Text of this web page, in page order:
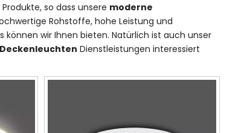
so dass unsere moderne
Rohstoffe, hohe Leistung und
können wir Ihnen bieten. Natürlich ist auch unser
Dienstleistungen interessiert